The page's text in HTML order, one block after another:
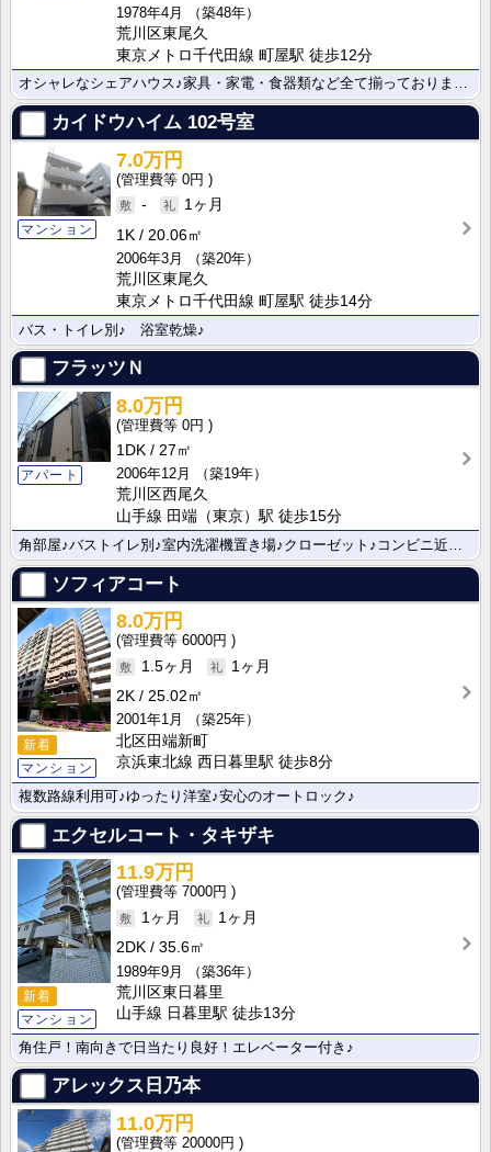
1978年4月
（築48年）
荒川区東尾久
東京メトロ千代田線 町屋駅 徒歩12分
オシャレなシェアハウス♪家具・家電・食器類など全て揃っております♪
カイドウハイム 102号室
マンション
7.0万円
0円
-
1ヶ月
1K
20.06㎡
2006年3月
（築20年）
荒川区東尾久
東京メトロ千代田線 町屋駅 徒歩14分
バス・トイレ別♪ 浴室乾燥♪
フラッツＮ
アパート
8.0万円
0円
1DK
27㎡
2006年12月
（築19年）
荒川区西尾久
山手線 田端（東京）駅 徒歩15分
ソフィアコート
新着
マンション
8.0万円
6000円
1.5ヶ月
1ヶ月
2K
25.02㎡
2001年1月
（築25年）
北区田端新町
京浜東北線 西日暮里駅 徒歩8分
複数路線利用可♪ゆったり洋室♪安心のオートロック♪
エクセルコート・タキザキ
新着
マンション
11.9万円
7000円
1ヶ月
1ヶ月
2DK
35.6㎡
1989年9月
（築36年）
荒川区東日暮里
山手線 日暮里駅 徒歩13分
角住戸！南向きで日当たり良好！エレベーター付き♪
アレックス日乃本
11.0万円
20000円